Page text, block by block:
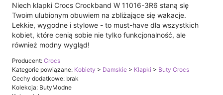
Niech klapki Crocs Crockband W 11016-3R6 staną się
Twoim ulubionym obuwiem na zbliżające się wakacje.
Lekkie, wygodne i stylowe - to must-have dla wszystkich
kobiet, które cenią sobie nie tylko funkcjonalność, ale
również modny wygląd!
Producent: Crocs
Kategorie powiązane: Kobiety > Damskie > Klapki > Buty Crocs
Cechy dodatkowe: brak
Kolekcja: ButyModne